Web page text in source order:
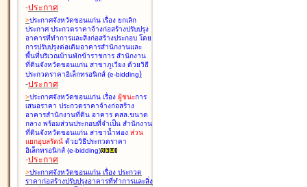
-ประกาศ
>ประกาศจังหวัดขอนแก่น เรื่อง ยกเลิก
ประกาศ ประกวดราคาจ้างก่อสร้างปรับปรุง
อาคารที่ทำการและสิ่งก่อสร้างประกอบ โดย
การปรับปรุงต่อเติมอาคารสำนักงานและ
พื้นที่บริเวณบ้านพักข้าราชการ สำนักงาน
ที่ดินจังหวัดขอนแก่น สาขาภูเวียง ด้วยวิธี
ประกวดราคาอิเล็กทรอนิกส์ (e-bidding)
-ประกาศ
>ประกาศจังหวัดขอนแก่น เรื่อง ผู้ชนะการ
เสนอราคา ประกวดราคาจ้างก่อสร้าง
อาคารสำนักงานที่ดิน อาคาร คสล.ขนาด
กลาง พร้อมส่วนประกอบที่จำเป็น สำนักงาน
ที่ดินจังหวัดขอนแก่น สาขาน้ำพอง ส่วน
แยกอุบลรัตน์ ด้วยวิธีประกวดราคา
อิเล็กทรอนิกส์ (e-bidding)
-ประกาศ
>ประกาศจังหวัดขอนแก่น เรื่อง ประกวด
ราคาก่อสร้างปรับปรุงอาคารที่ทำการและสิ่ง